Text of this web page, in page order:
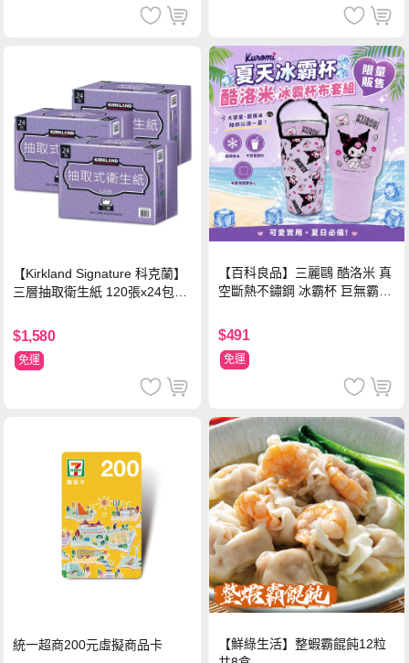
【Kirkland Signature 科克蘭】
三層抽取衛生紙 120張x24包x3
$1,580
免運
【百科良品】三麗鷗 酷洛米 真
空斷熱不鏽鋼 冰霸杯 巨無霸鋼
ml-信封款(贈手提杯套)
$491
免運
統一超商200元虛擬商品卡
【鮮綠生活】整蝦霸餛飩12粒